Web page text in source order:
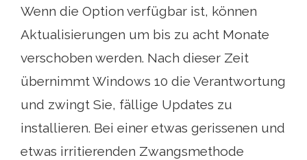
Wenn die Option verfügbar ist, können
Aktualisierungen um bis zu acht Monate
verschoben werden. Nach dieser Zeit
übernimmt Windows 10 die Verantwortung
und zwingt Sie, fällige Updates zu
installieren. Bei einer etwas gerissenen und
etwas irritierenden Zwangsmethode